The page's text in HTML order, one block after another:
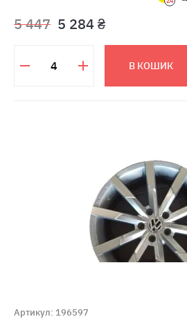
5 447 5 284 ₴
В КОШИК
Артикул: 196597